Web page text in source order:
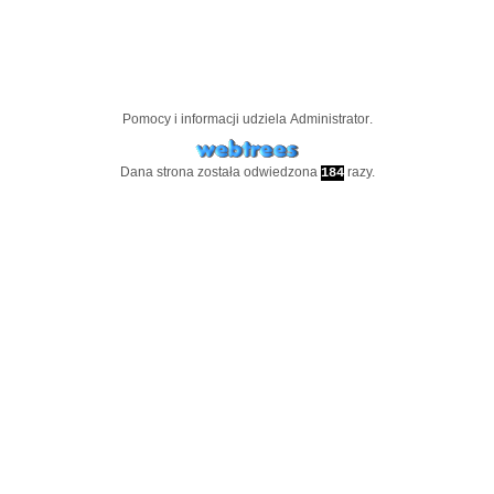
Pomocy i informacji udziela Administrator.
Dana strona została odwiedzona 184razy.